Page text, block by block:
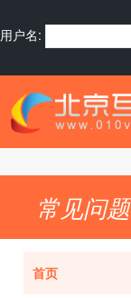
用户名:
常见问题
首页